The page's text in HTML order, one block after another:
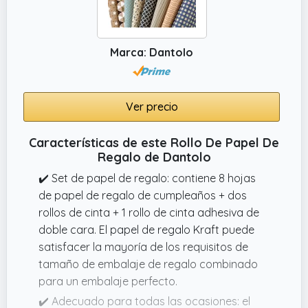
Marca: Dantolo
Ver precio
Características de este Rollo De Papel De
Regalo de Dantolo
✔️ Set de papel de regalo: contiene 8 hojas
de papel de regalo de cumpleaños + dos
rollos de cinta + 1 rollo de cinta adhesiva de
doble cara. El papel de regalo Kraft puede
satisfacer la mayoría de los requisitos de
tamaño de embalaje de regalo combinado
para un embalaje perfecto.
✔️ Adecuado para todas las ocasiones: el